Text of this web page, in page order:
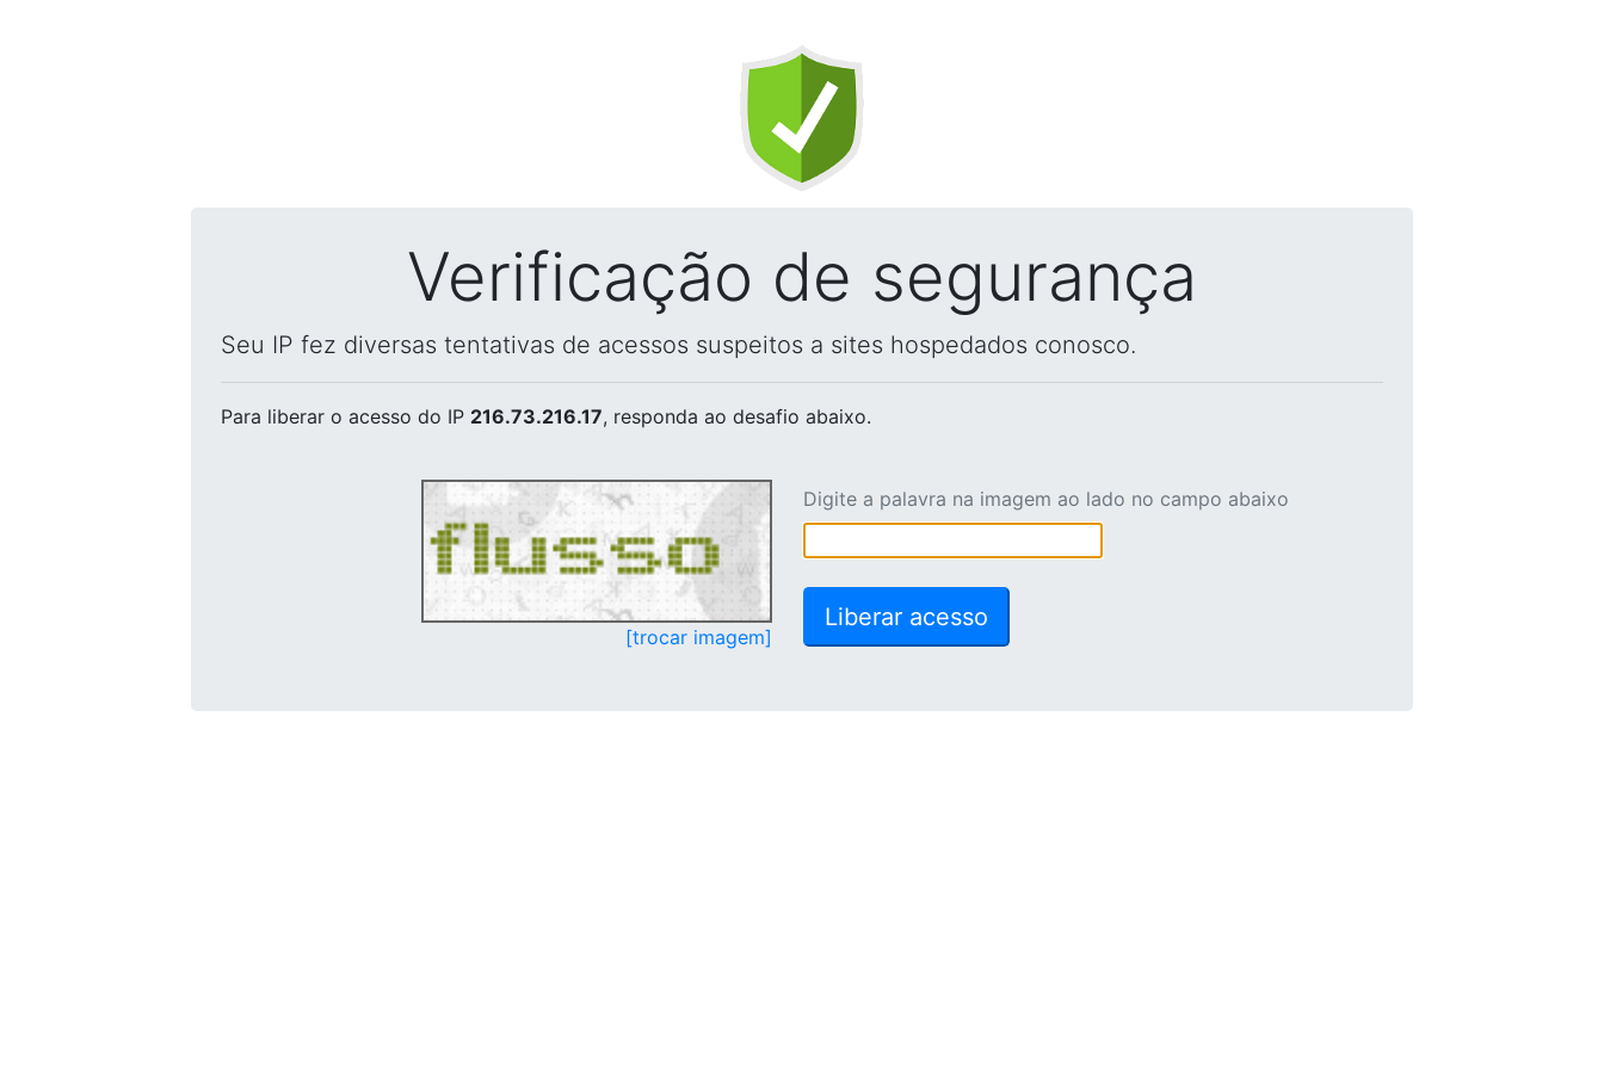
Verificação de segurança
Seu IP fez diversas tentativas de acessos suspeitos a sites hospedados conosco.
Para liberar o acesso do IP 216.73.216.17, responda ao desafio abaixo.
[trocar imagem]
Digite a palavra na imagem ao lado no campo abaixo